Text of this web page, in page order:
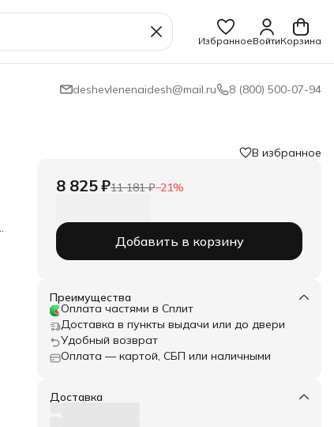
ИзбранноеВойтиКорзина
deshevlenenaidesh@mail.ru 8 (800) 500-07-94
В избранное
8 825 ₽11 181 ₽−21%
Добавить в корзину
Преимущества
Оплата частями в Сплит
Доставка в пункты выдачи или до двери
Удобный возврат
Оплата — картой, СБП или наличными
Доставка